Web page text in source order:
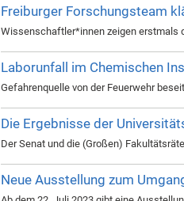
Freiburger Forschungsteam
Wissenschaftler*innen zeigen erstmals
Laborunfall im Chemischen
Gefahrenquelle von der Feuerwehr
Die Ergebnisse der
Der Senat und die (Großen)
Neue Ausstellung zum